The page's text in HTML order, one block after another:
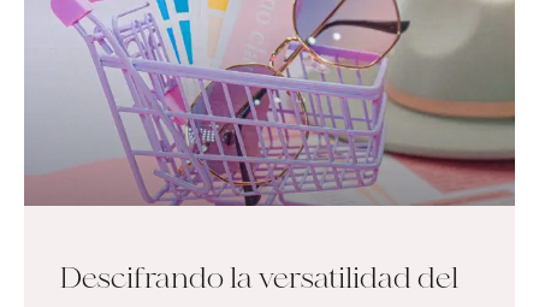
Descifrando la versatilidad del